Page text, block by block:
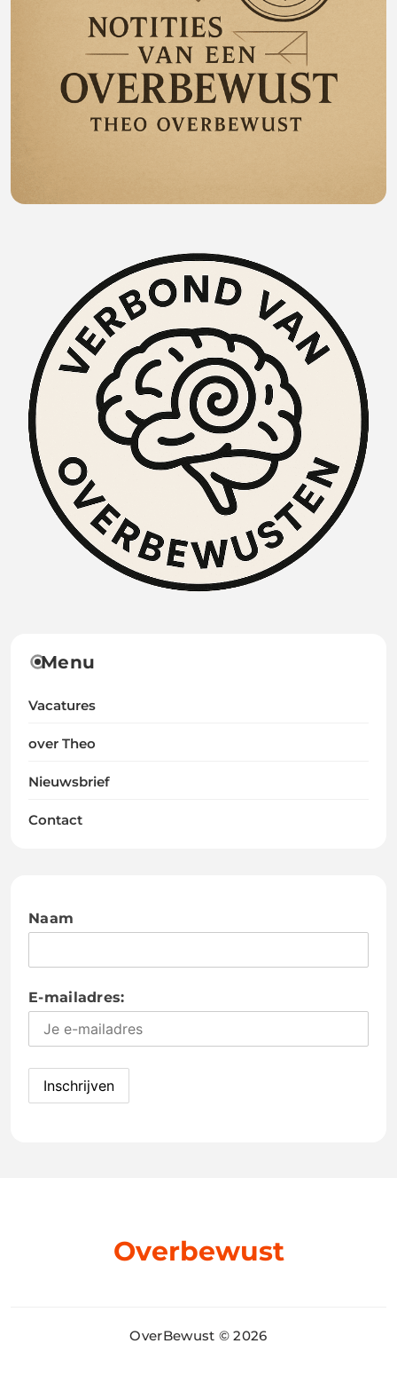
Menu
Vacatures
over Theo
Nieuwsbrief
Contact
Naam
E-mailadres:
Overbewust
OverBewust © 2026